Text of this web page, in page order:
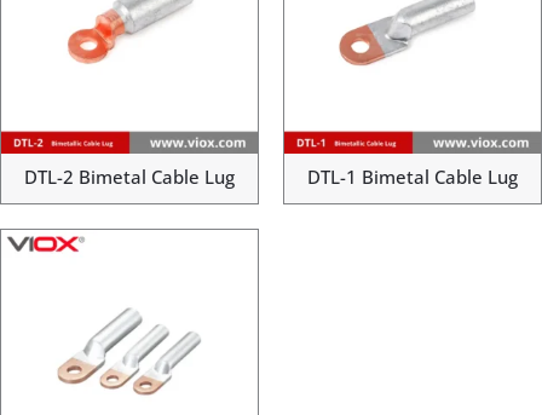
DTL-2 Bimetal Cable Lug DTL-1 Bimetal Cable Lug